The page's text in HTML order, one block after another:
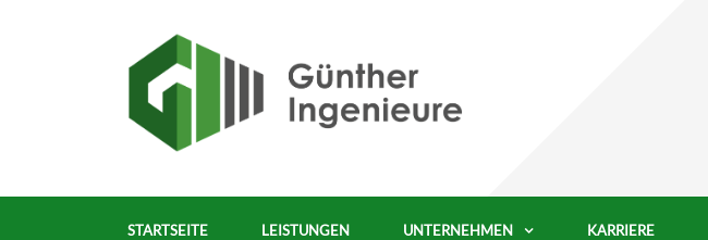
STARTSEITE LEISTUNGEN UNTERNEHMEN KARRIERE